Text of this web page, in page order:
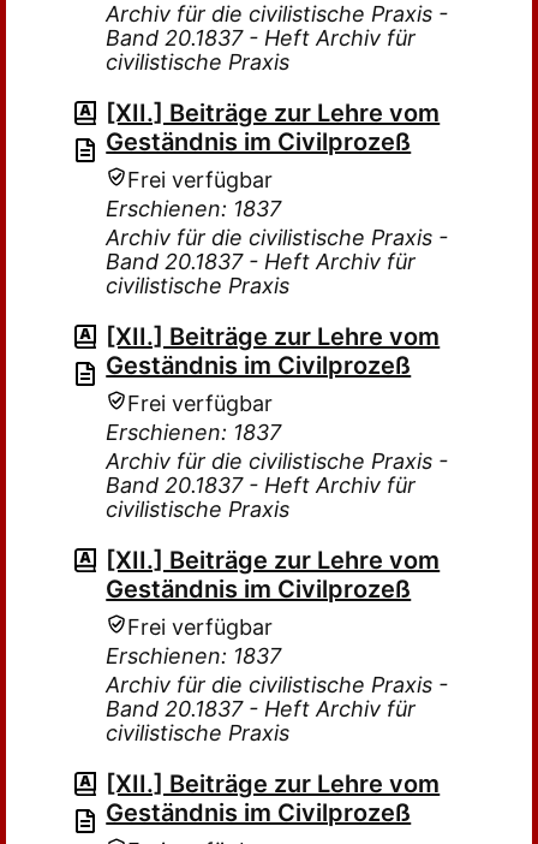
Archiv für die civilistische Praxis -
Band 20.1837 - Heft Archiv für
civilistische Praxis
[XII.] Beiträge zur Lehre vom
Geständnis im Civilprozeß
Frei verfügbar
Erschienen: 1837
Archiv für die civilistische Praxis -
Band 20.1837 - Heft Archiv für
civilistische Praxis
[XII.] Beiträge zur Lehre vom
Geständnis im Civilprozeß
Frei verfügbar
Erschienen: 1837
Archiv für die civilistische Praxis -
Band 20.1837 - Heft Archiv für
civilistische Praxis
[XII.] Beiträge zur Lehre vom
Geständnis im Civilprozeß
Frei verfügbar
Erschienen: 1837
Archiv für die civilistische Praxis -
Band 20.1837 - Heft Archiv für
civilistische Praxis
[XII.] Beiträge zur Lehre vom
Geständnis im Civilprozeß